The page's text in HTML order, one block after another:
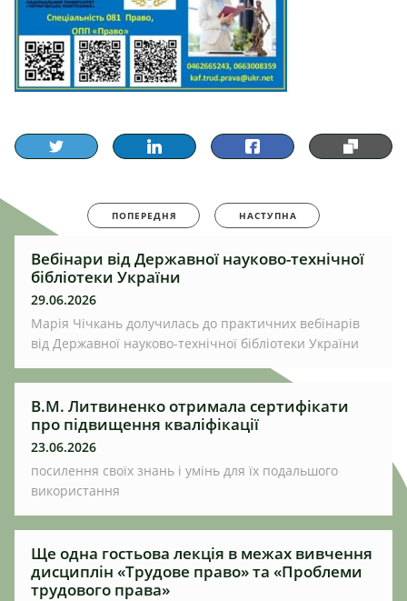
ПОПЕРЕДНЯ НАСТУПНА
Вебінари від Державної науково-технічної
бібліотеки України
29.06.2026
Марія Чічкань долучилась до практичних вебінарів
від Державної науково-технічної бібліотеки України
В.М. Литвиненко отримала сертифікати
про підвищення кваліфікації
23.06.2026
посилення своїх знань і умінь для їх подальшого
використання
Ще одна гостьова лекція в межах вивчення
дисциплін «Трудове право» та «Проблеми
трудового права»